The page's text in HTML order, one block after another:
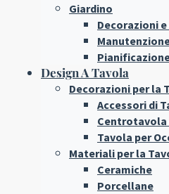
Giardino
Decorazioni
Design A Tavola
Decorazioni per la
Accessori di
Tavola per
Materiali per la
Ceramiche
Porcellane